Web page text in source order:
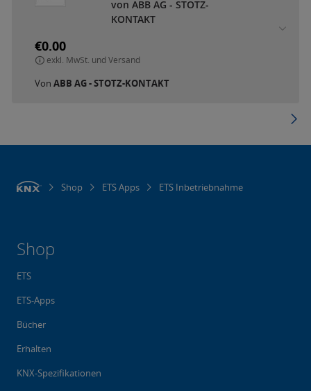
von ABB AG - STOTZ-
KONTAKT
€0.00
exkl. MwSt. und Versand
Von ABB AG - STOTZ-KONTAKT
Shop ETS Apps ETS Inbetriebnahme
Shop
ETS
ETS-Apps
Bücher
Erhalten
KNX-Spezifikationen